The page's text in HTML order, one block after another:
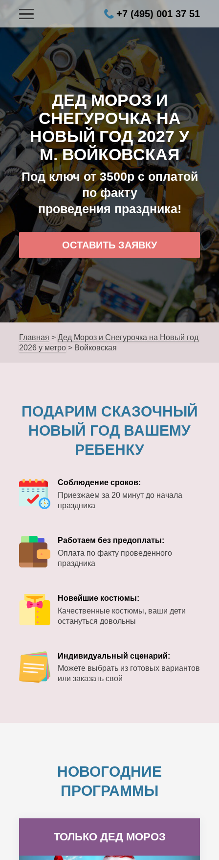
+7 (495) 001 37 51
ДЕД МОРОЗ И
СНЕГУРОЧКА НА
НОВЫЙ ГОД 2027 У
М. ВОЙКОВСКАЯ
Под ключ от 3500р с оплатой
по факту
проведения праздника!
ОСТАВИТЬ ЗАЯВКУ
Главная > Дед Мороз и Снегурочка на Новый год
2026 у метро > Войковская
ПОДАРИМ СКАЗОЧНЫЙ
НОВЫЙ ГОД ВАШЕМУ
РЕБЕНКУ
Соблюдение сроков:
Приезжаем за 20 минут до начала
праздника
Работаем без предоплаты:
Оплата по факту проведенного
праздника
Новейшие костюмы:
Качественные костюмы, ваши дети
остануться довольны
Индивидуальный сценарий:
Можете выбрать из готовых вариантов
или заказать свой
НОВОГОДНИЕ
ПРОГРАММЫ
ТОЛЬКО ДЕД МОРОЗ